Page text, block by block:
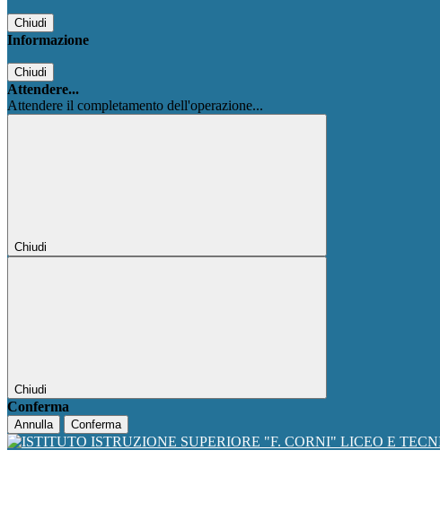
Chiudi
Informazione
Chiudi
Attendere...
Attendere il completamento dell'operazione...
Chiudi
Chiudi
Conferma
Annulla Conferma